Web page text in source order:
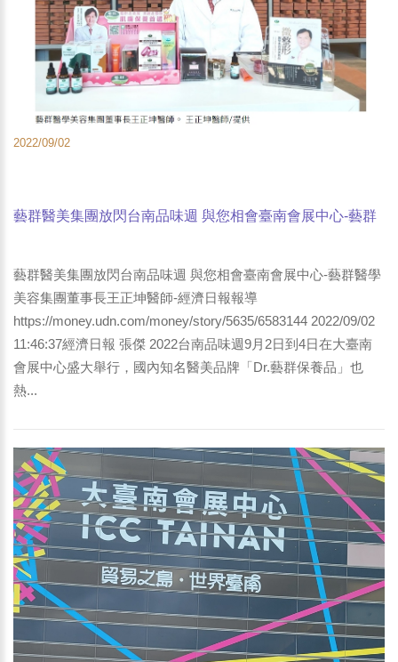
2022/09/02
藝群醫美集團放閃台南品味週 與您相會臺南會展中心-藝群
藝群醫美集團放閃台南品味週 與您相會臺南會展中心-藝群醫學
美容集團董事長王正坤醫師-經濟日報報導
https://money.udn.com/money/story/5635/6583144 2022/09/02
11:46:37經濟日報 張傑 2022台南品味週9月2日到4日在大臺南
會展中心盛大舉行，國內知名醫美品牌「Dr.藝群保養品」也
熱...